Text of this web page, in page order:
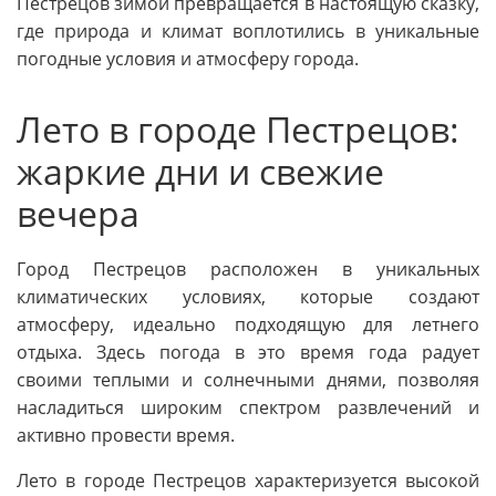
где природа и климат воплотились в уникальные
погодные условия и атмосферу города.
Лето в городе Пестрецов:
жаркие дни и свежие
вечера
Город Пестрецов расположен в уникальных
климатических условиях, которые создают
атмосферу, идеально подходящую для летнего
отдыха. Здесь погода в это время года радует
своими теплыми и солнечными днями, позволяя
насладиться широким спектром развлечений и
активно провести время.
Лето в городе Пестрецов характеризуется высокой